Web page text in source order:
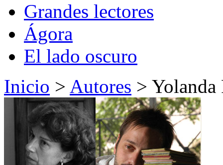
Grandes lectores
Ágora
El lado oscuro
Inicio > Autores > Yolanda